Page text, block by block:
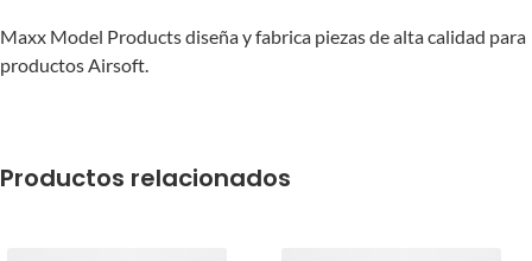
Maxx Model Products diseña y fabrica piezas de alta calidad para
productos Airsoft.
Productos relacionados